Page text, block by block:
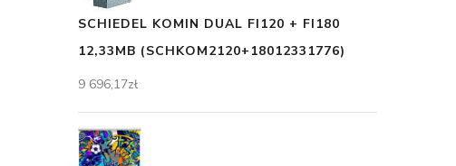
SCHIEDEL KOMIN DUAL FI120 + FI180
12,33MB (SCHKOM2120+18012331776)
9 696,17zł